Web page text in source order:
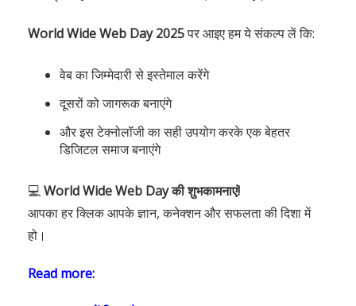
World Wide Web Day 2025पर आइए हम ये संकल्प लें कि:
वेब का जिम्मेदारी से इस्तेमाल करेंगे
दूसरों को जागरूक बनाएंगे
और इस टेक्नोलॉजी का सही उपयोग करके एक बेहतर
डिजिटल समाज बनाएंगे
💻World Wide Web Day की शुभकामनाएं!
आपका हर क्लिक आपके ज्ञान, कनेक्शन और सफलता की दिशा में
हो।
Read more: